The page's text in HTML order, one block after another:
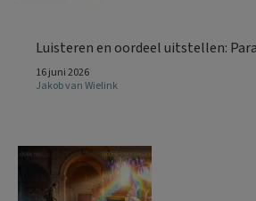
Luisteren en oordeel uitstellen:
16 juni 2026
Jakob van Wielink